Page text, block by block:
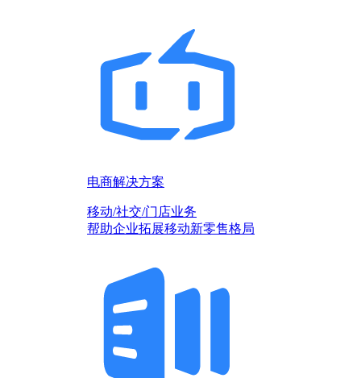
电商解决方案
移动/社交/门店业务
帮助企业拓展移动新零售格局